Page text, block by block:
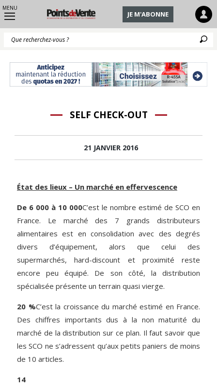
MENU
JE M'ABONNE
SELF CHECK-OUT
21 JANVIER 2016
État des lieux – Un marché en effervescence
De 6 000 à 10 000C’est le nombre estimé de SCO en
France. Le marché des 7 grands distributeurs
alimentaires est en consolidation avec des degrés
divers d’équipement, alors que celui des
supermarchés, hard-discount et proximité reste
encore peu équipé. De son côté, la distribution
spécialisée présente un terrain quasi vierge.
20 %C’est la croissance du marché estimé en France.
Des chiffres importants dus à la non maturité du
marché de la distribution sur ce plan. Il faut savoir que
les SCO ne s’adressent qu’aux petits paniers de moins
de 10 articles.
14